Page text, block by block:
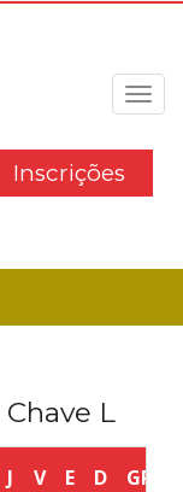
Inscrições
Chave L
J V E D GP